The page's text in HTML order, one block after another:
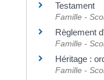
Testament
Famille -
Règlement
Famille -
Héritage :
Famille -